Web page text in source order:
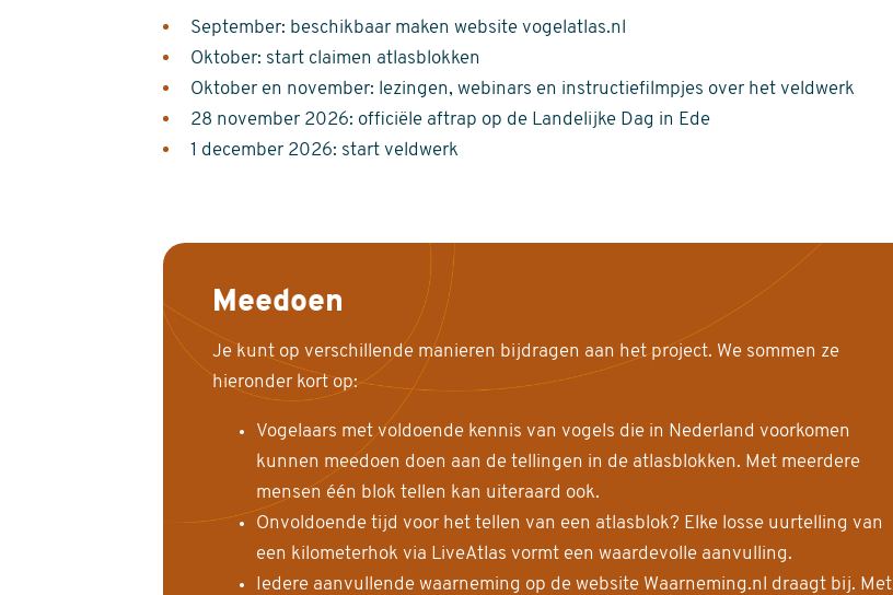
September: beschikbaar maken website vogelatlas.nl
Oktober: start claimen atlasblokken
Oktober en november: lezingen, webinars en instructiefilmpjes over het veldwerk
28 november 2026: officiële aftrap op de Landelijke Dag in Ede
1 december 2026: start veldwerk
Meedoen
Je kunt op verschillende manieren bijdragen aan het project. We sommen ze
hieronder kort op:
Vogelaars met voldoende kennis van vogels die in Nederland voorkomen
kunnen meedoen doen aan de tellingen in de atlasblokken. Met meerdere
mensen één blok tellen kan uiteraard ook.
Onvoldoende tijd voor het tellen van een atlasblok? Elke losse uurtelling van
een kilometerhok via LiveAtlas vormt een waardevolle aanvulling.
Iedere aanvullende waarneming op de website Waarneming.nl draagt bij. Met